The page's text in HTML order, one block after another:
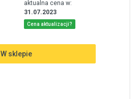
aktualna cena w:
31.07.2023
Cena aktualizacji?
W sklepie